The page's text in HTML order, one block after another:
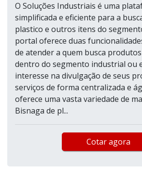
O Soluções Industriais é uma
simplificada e eficiente para a
plastico e outros itens do
portal oferece duas
de atender a quem busca
dentro do segmento industrial ou
interesse na divulgação de seus
serviços de forma centralizada e
oferece uma vasta variedade de
Bisnaga de pl...
Cotar agora